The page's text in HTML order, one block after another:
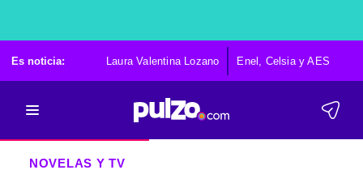
Es noticia: Laura Valentina Lozano Enel, Celsia y AES
NOVELAS Y TV